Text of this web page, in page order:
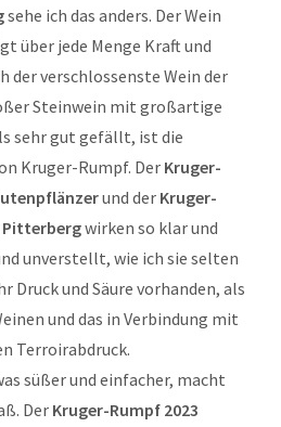
sehe ich das anders. Der Wein
über jede Menge Kraft und
der verschlossenste Wein der
Steinwein mit großartige
sehr gut gefällt, ist die
Kruger-Rumpf. Der Kruger-
und der Kruger-
Pitterbergwirken so klar und
unverstellt, wie ich sie selten
Druck und Säure vorhanden, als
und das in Verbindung mit
Terroirabdruck.
süßer und einfacher, macht
Der Kruger-Rumpf 2023